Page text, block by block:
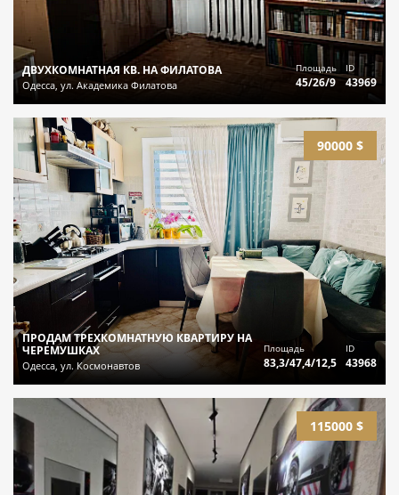
ДВУХКОМНАТНАЯ КВ. НА ФИЛАТОВА
Одесса, ул. Академика Филатова
Площадь
45/26/9
ID
43969
90000 $
ПРОДАМ ТРЕХКОМНАТНУЮ КВАРТИРУ НА
ЧЕРЕМУШКАХ
Одесса, ул. Космонавтов
Площадь
83,3/47,4/12,5
ID
43968
115000 $